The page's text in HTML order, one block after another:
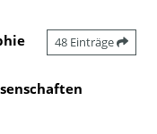
48 Einträge